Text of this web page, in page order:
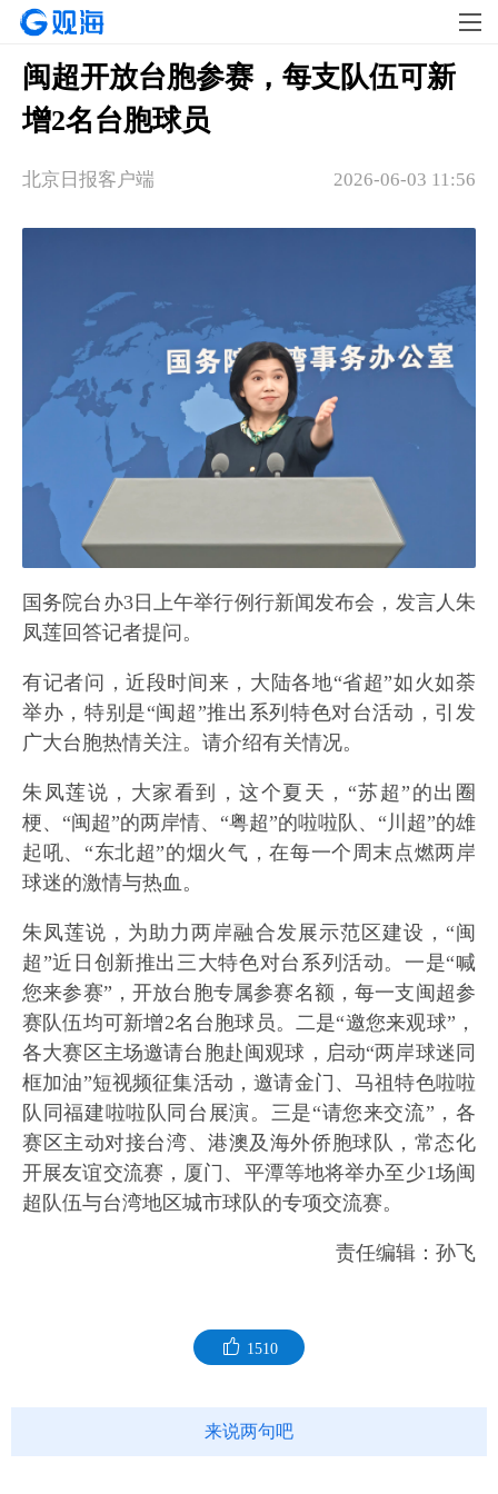
闽超开放台胞参赛，每支队伍可新
增2名台胞球员
2026-06-03 11:56
北京日报客户端
国务院台办3日上午举行例行新闻发布会，发言人朱
凤莲回答记者提问。
有记者问，近段时间来，大陆各地“省超”如火如荼
举办，特别是“闽超”推出系列特色对台活动，引发
广大台胞热情关注。请介绍有关情况。
朱凤莲说，大家看到，这个夏天，“苏超”的出圈
梗、“闽超”的两岸情、“粤超”的啦啦队、“川超”的雄
起吼、“东北超”的烟火气，在每一个周末点燃两岸
球迷的激情与热血。
朱凤莲说，为助力两岸融合发展示范区建设，“闽
超”近日创新推出三大特色对台系列活动。一是“喊
您来参赛”，开放台胞专属参赛名额，每一支闽超参
赛队伍均可新增2名台胞球员。二是“邀您来观球”，
各大赛区主场邀请台胞赴闽观球，启动“两岸球迷同
框加油”短视频征集活动，邀请金门、马祖特色啦啦
队同福建啦啦队同台展演。三是“请您来交流”，各
赛区主动对接台湾、港澳及海外侨胞球队，常态化
开展友谊交流赛，厦门、平潭等地将举办至少1场闽
超队伍与台湾地区城市球队的专项交流赛。
责任编辑：孙飞
1510
来说两句吧